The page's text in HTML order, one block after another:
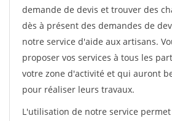
demande de devis et trouver des
dès à présent des demandes de
notre service d'aide aux artisans.
proposer vos services à tous les
votre zone d'activité et qui auront
pour réaliser leurs travaux.
L'utilisation de notre service